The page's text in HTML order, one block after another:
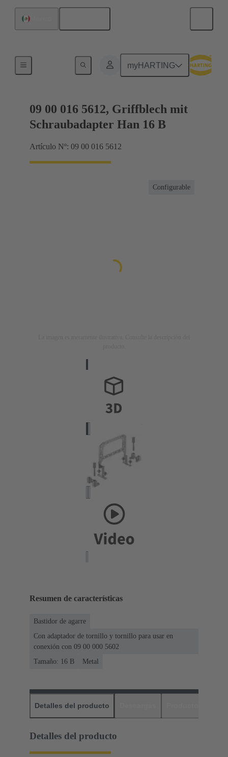
myHARTING
09 00 016 5612, Griffblech mit
Schraubadapter Han 16 B
Artículo Nº: 09 00 016 5612
Configurable
Resumen de características
Bastidor de agarre
Con adaptador de tornillo y tornillo para usar en
conexión con 09 00 000 5602
Tamaño: 16 B
Metal
Detalles del producto
Detalles del producto